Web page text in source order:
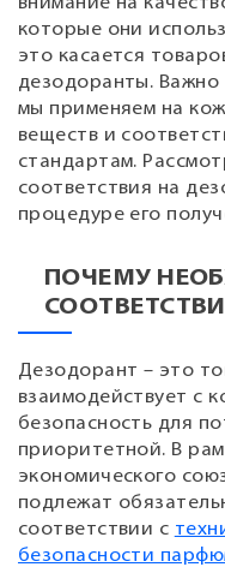
которые они
это касается
дезодоранты. Важно
мы применяем на
веществ и
стандартам.
соответствия на
процедуре его
ПОЧЕМУ
Дезодорант – это
взаимодействует с
безопасность для
приоритетной. В
экономического
подлежат
соответствии с
безопасности